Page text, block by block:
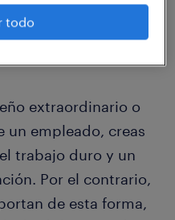
Por ello, debería
busque y
extraordinario o
un empleado, creas
trabajo duro y un
Por el contrario,
de esta forma,
todo